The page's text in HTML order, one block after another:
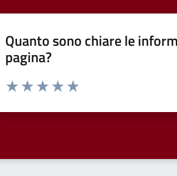
Quanto sono chiare le
pagina?
Valuta da 1 a 5 stelle la pagina